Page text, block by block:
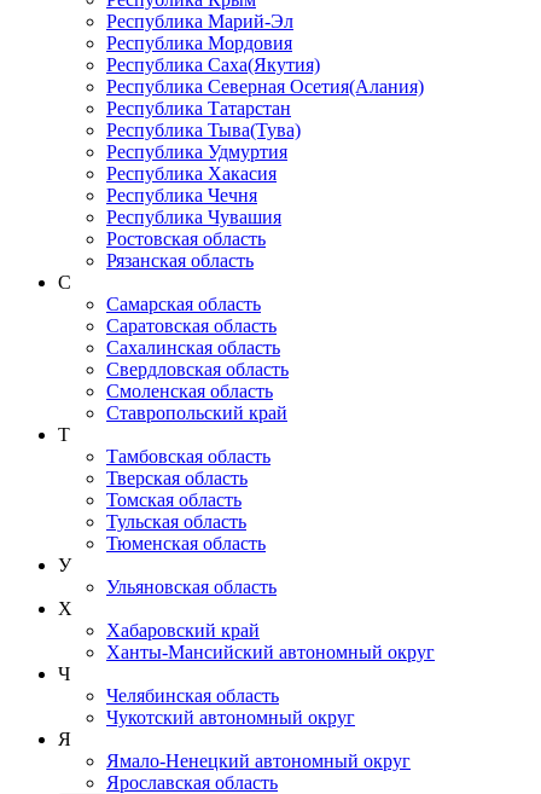
Республика Марий-Эл
Республика Мордовия
Республика Саха(Якутия)
Республика Северная Осетия(Алания)
Республика Татарстан
Республика Тыва(Тува)
Республика Удмуртия
Республика Хакасия
Республика Чечня
Республика Чувашия
Ростовская область
Рязанская область
С
Самарская область
Саратовская область
Сахалинская область
Свердловская область
Смоленская область
Ставропольский край
Т
Тамбовская область
Тверская область
Томская область
Тульская область
Тюменская область
У
Ульяновская область
Х
Хабаровский край
Ханты-Мансийский автономный округ
Ч
Челябинская область
Чукотский автономный округ
Я
Ямало-Ненецкий автономный округ
Ярославская область